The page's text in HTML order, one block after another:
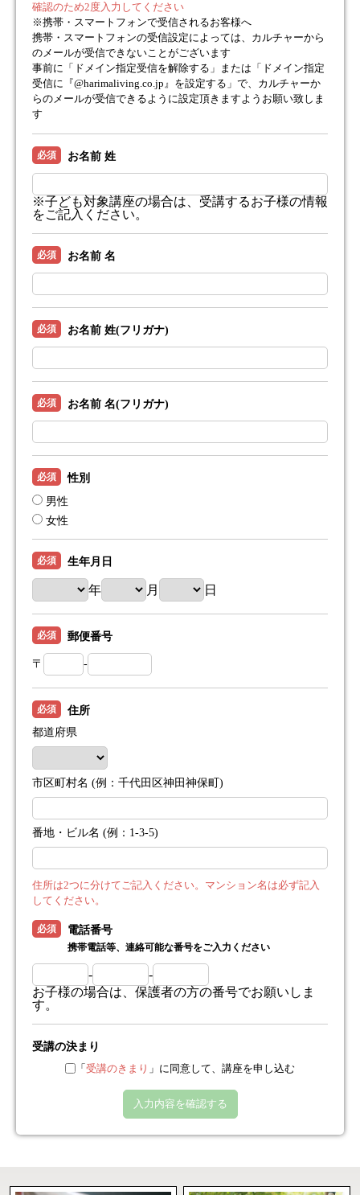
確認のため2度入力してください
※携帯・スマートフォンで受信されるお客様へ
携帯・スマートフォンの受信設定によっては、カルチャーから
のメールが受信できないことがございます
事前に「ドメイン指定受信を解除する」または「ドメイン指定
受信に『@harimaliving.co.jp』を設定する」で、カルチャーか
らのメールが受信できるように設定頂きますようお願い致しま
す
必須 お名前 姓
※子ども対象講座の場合は、受講するお子様の情報
をご記入ください。
必須 お名前 名
必須 お名前 姓(フリガナ)
必須 お名前 名(フリガナ)
必須
性別
男性
女性
必須 生年月日
年 月 日
必須 郵便番号
〒 -
必須
住所
都道府県
市区町村名 (例：千代田区神田神保町)
番地・ビル名 (例：1-3-5)
住所は2つに分けてご記入ください。マンション名は必ず記入
してください。
必須 電話番号
携帯電話等、連絡可能な番号をご入力ください
-
-
お子様の場合は、保護者の方の番号でお願いしま
す。
受講の決まり
「 受講のきまり 」に同意して、講座を申し込む